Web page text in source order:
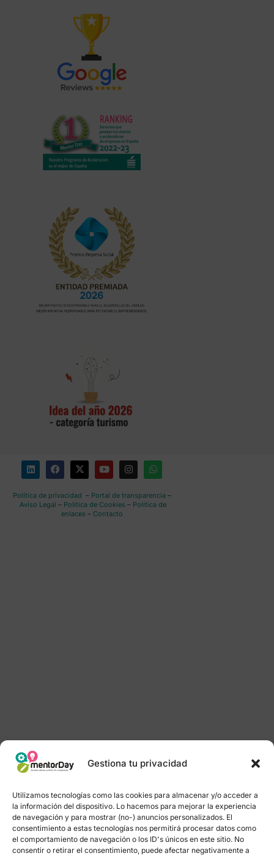
Gestiona tu privacidad
Utilizamos tecnologías como las cookies para almacenar y/o acceder a
la información del dispositivo. Lo hacemos para mejorar la experiencia
de navegación y para mostrar (no-) anuncios personalizados. El
consentimiento a estas tecnologías nos permitirá procesar datos como
el comportamiento de navegación o los ID's únicos en este sitio. No
consentir o retirar el consentimiento, puede afectar negativamente a
Política de privacidad – Portal de transparencia–
Aviso Legal – Política de Cookies – Política de
enlaces – Contacto